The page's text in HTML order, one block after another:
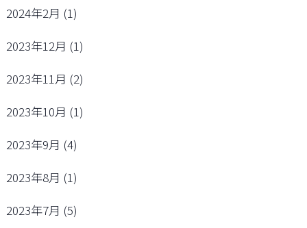
2024年2月 (1)
2023年12月 (1)
2023年11月 (2)
2023年10月 (1)
2023年9月 (4)
2023年8月 (1)
2023年7月 (5)